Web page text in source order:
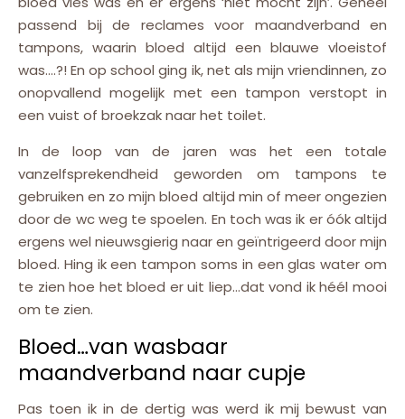
passend bij de reclames voor maandverband en
tampons, waarin bloed altijd een blauwe vloeistof
was….?! En op school ging ik, net als mijn vriendinnen, zo
onopvallend mogelijk met een tampon verstopt in
een vuist of broekzak naar het toilet.
In de loop van de jaren was het een totale
vanzelfsprekendheid geworden om tampons te
gebruiken en zo mijn bloed altijd min of meer ongezien
door de wc weg te spoelen. En toch was ik er óók altijd
ergens wel nieuwsgierig naar en geïntrigeerd door mijn
bloed. Hing ik een tampon soms in een glas water om
te zien hoe het bloed er uit liep…dat vond ik héél mooi
om te zien.
Bloed…van wasbaar
maandverband naar cupje
Pas toen ik in de dertig was werd ik mij bewust van